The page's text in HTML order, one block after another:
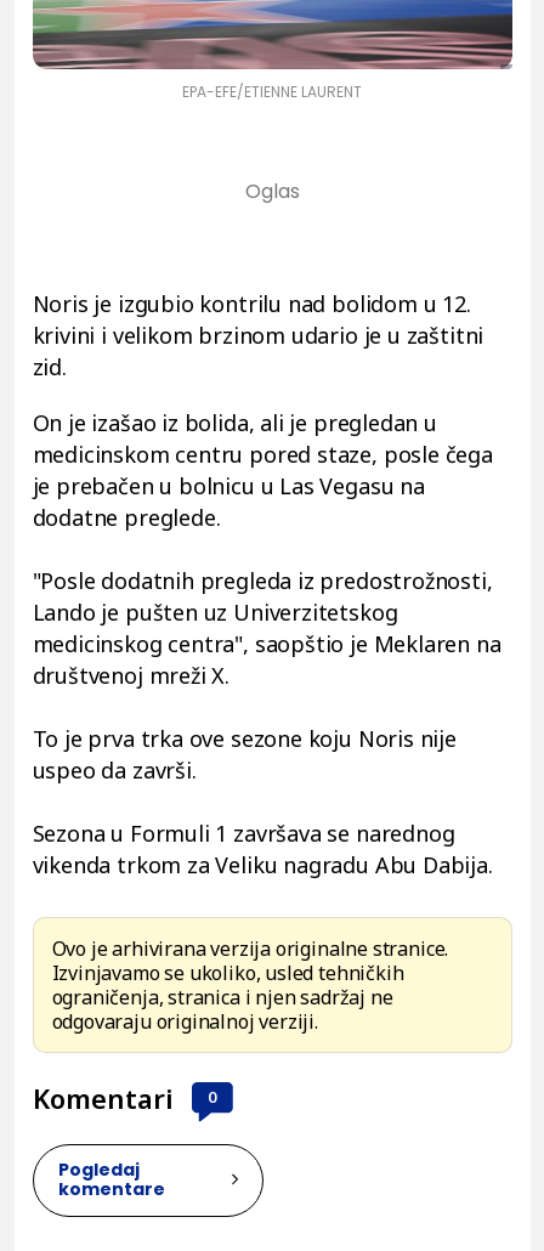
EPA-EFE/ETIENNE LAURENT
Noris je izgubio kontrilu nad bolidom u 12.
krivini i velikom brzinom udario je u zaštitni
zid.
On je izašao iz bolida, ali je pregledan u
medicinskom centru pored staze, posle čega
je prebačen u bolnicu u Las Vegasu na
dodatne preglede.
"Posle dodatnih pregleda iz predostrožnosti,
Lando je pušten uz Univerzitetskog
medicinskog centra", saopštio je Meklaren na
društvenoj mreži X.
To je prva trka ove sezone koju Noris nije
uspeo da završi.
Sezona u Formuli 1 završava se narednog
vikenda trkom za Veliku nagradu Abu Dabija.
Ovo je arhivirana verzija originalne stranice.
Izvinjavamo se ukoliko, usled tehničkih
ograničenja, stranica i njen sadržaj ne
odgovaraju originalnoj verziji.
Komentari 0
Pogledaj
komentare